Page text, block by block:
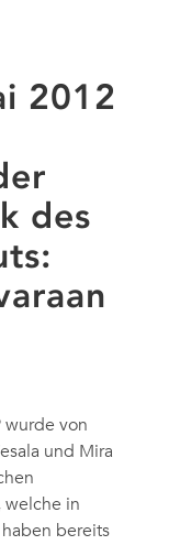
2012
des
wurde von
und Mira
welche in
bereits